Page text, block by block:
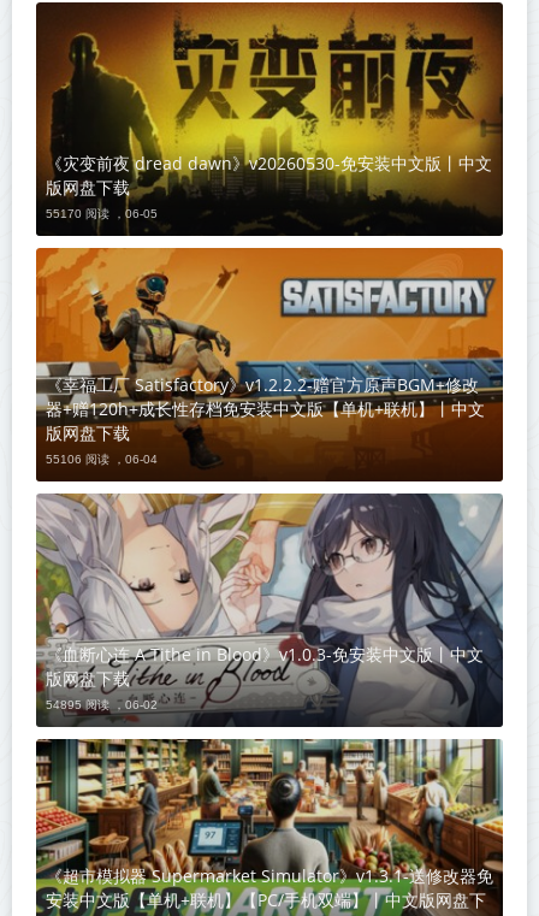
《灾变前夜 dread dawn》v20260530-免安装中文版丨中文
版网盘下载
55170 阅读 ， 06-05
《幸福工厂 Satisfactory》v1.2.2.2-赠官方原声BGM+修改
器+赠120h+成长性存档免安装中文版【单机+联机】丨中文
版网盘下载
55106 阅读 ， 06-04
《血断心连 A Tithe in Blood》v1.0.3-免安装中文版丨中文
版网盘下载
54895 阅读 ， 06-02
《超市模拟器 Supermarket Simulator》v1.3.1-送修改器免
安装中文版【单机+联机】【PC/手机双端】丨中文版网盘下